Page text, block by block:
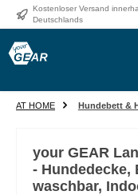
Zum Hauptinhalt springen
Kostenloser Versand
Deutschlands
AT HOME Hundebett &
your GEAR
- Hundedecke,
waschbar,